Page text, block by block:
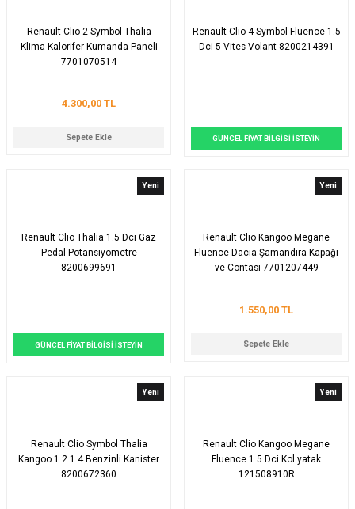
Renault Clio 2 Symbol Thalia
Klima Kalorifer Kumanda Paneli
7701070514
4.300,00 TL
Sepete Ekle
Renault Clio 4 Symbol Fluence 1.5
Dci 5 Vites Volant 8200214391
GÜNCEL FİYAT BİLGİSİ İSTEYİN
Yeni
Renault Clio Thalia 1.5 Dci Gaz
Pedal Potansiyometre
8200699691
GÜNCEL FİYAT BİLGİSİ İSTEYİN
Yeni
Renault Clio Kangoo Megane
Fluence Dacia Şamandıra Kapağı
ve Contası 7701207449
1.550,00 TL
Sepete Ekle
Yeni
Renault Clio Symbol Thalia
Kangoo 1.2 1.4 Benzinli Kanister
8200672360
Yeni
Renault Clio Kangoo Megane
Fluence 1.5 Dci Kol yatak
121508910R